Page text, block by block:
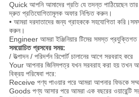
Quick আপনি আমাদের প্রতি যে তদন্ত পাঠিয়েছেন তার
দ্রুত প্রতিযোগিতামূলক অফার নিশ্চিত করুন।
• আমরা দরদাতাদের জন্য গ্রাহককে সহযোগিতা
করুন।
Engineer আমরা ইঞ্জিনিয়ার টিমের সমস্ত প্রযুক্তিগত
সময়োচিত প্রসবের সময়:
/ উত্পাদন / পরিদর্শন রিপোর্ট চালানের আগে সরবরাহ করে
Your আপনার জিনিসপত্র যখন সরবরাহ করা হয় তখন
বিক্রয় পরিষেবা পরে:
Receive পণ্য পাওয়ার পরে আমরা আপনার ফিডকে
Goods পণ্য আসার পরে আমরা এক বছরের ওয়ারেন্টি